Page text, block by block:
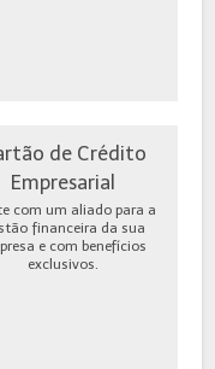
de Crédito
Empresarial
com um aliado para a
financeira da sua
e com benefícios
exclusivos.